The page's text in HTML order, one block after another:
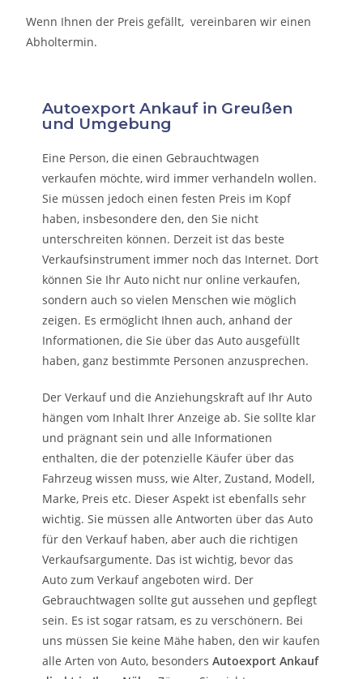
Wenn Ihnen der Preis gefällt, vereinbaren wir einen
Abholtermin.
Autoexport Ankauf in Greußen
und Umgebung
Eine Person, die einen Gebrauchtwagen
verkaufen möchte, wird immer verhandeln wollen.
Sie müssen jedoch einen festen Preis im Kopf
haben, insbesondere den, den Sie nicht
unterschreiten können. Derzeit ist das beste
Verkaufsinstrument immer noch das Internet. Dort
können Sie Ihr Auto nicht nur online verkaufen,
sondern auch so vielen Menschen wie möglich
zeigen. Es ermöglicht Ihnen auch, anhand der
Informationen, die Sie über das Auto ausgefüllt
haben, ganz bestimmte Personen anzusprechen.
Der Verkauf und die Anziehungskraft auf Ihr Auto
hängen vom Inhalt Ihrer Anzeige ab. Sie sollte klar
und prägnant sein und alle Informationen
enthalten, die der potenzielle Käufer über das
Fahrzeug wissen muss, wie Alter, Zustand, Modell,
Marke, Preis etc. Dieser Aspekt ist ebenfalls sehr
wichtig. Sie müssen alle Antworten über das Auto
für den Verkauf haben, aber auch die richtigen
Verkaufsargumente. Das ist wichtig, bevor das
Auto zum Verkauf angeboten wird. Der
Gebrauchtwagen sollte gut aussehen und gepflegt
sein. Es ist sogar ratsam, es zu verschönern. Bei
uns müssen Sie keine Mähe haben, den wir kaufen
alle Arten von Auto, besondersAutoexport Ankauf